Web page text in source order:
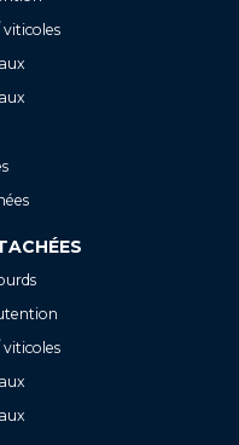
viticoles
viticoles